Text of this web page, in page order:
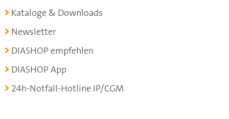
Kataloge & Downloads
Newsletter
DIASHOP empfehlen
DIASHOP App
24h-Notfall-Hotline IP/CGM